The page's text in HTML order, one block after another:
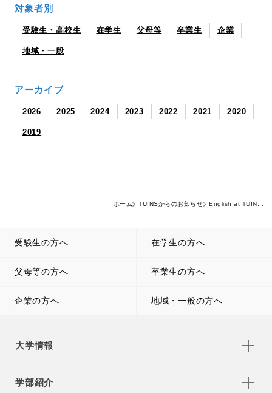
対象者別
受験生・高校生 在学生 父母等 卒業生 企業
地域・一般
アーカイブ
2026 2025 2024 2023 2022 2021 2020
2019
ホーム TUINSからのお知らせ English at TUIN...
受験生の方へ 在学生の方へ
父母等の方へ 卒業生の方へ
企業の方へ 地域・一般の方へ
大学情報
学部紹介